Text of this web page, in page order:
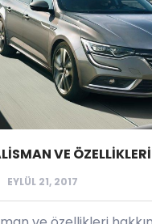
VE ÖZELLİKLERİ
EYLÜL 21, 2017